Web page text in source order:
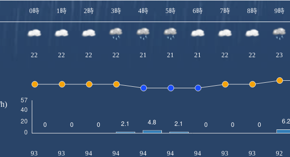
0時 1時 2時 3時 4時 5時 6時 7時 8時 9時
22 22 22 22 21 21 21 22 22 23
93 93 94 94 94 94 94 93 93 92